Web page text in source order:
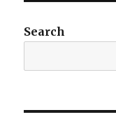
Search